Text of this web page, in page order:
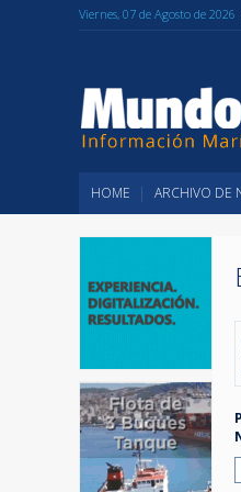
Viernes, 07 de Agosto de 2026
HOME ARCHIVO DE